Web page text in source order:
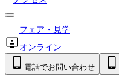
フェア・見学
オンライン
電話でお問い合わせ